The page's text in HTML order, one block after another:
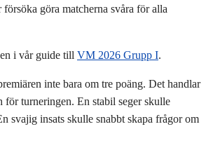
göra matcherna svåra för alla
i vår guide till VM 2026 Grupp I.
inte bara om tre poäng. Det handlar
för turneringen. En stabil seger skulle
svajig insats skulle snabbt skapa frågor om